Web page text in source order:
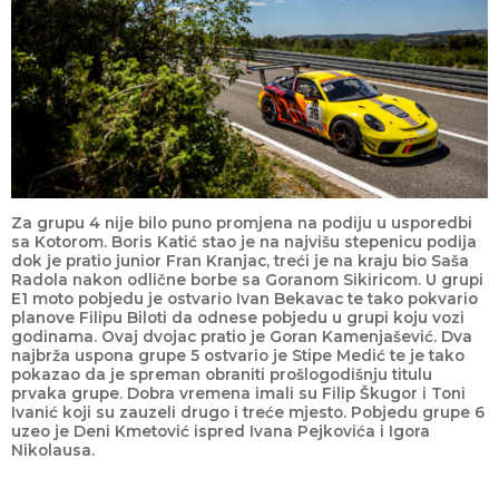
Za grupu 4 nije bilo puno promjena na podiju u usporedbi
sa Kotorom. Boris Katić stao je na najvišu stepenicu podija
dok je pratio junior Fran Kranjac, treći je na kraju bio Saša
Radola nakon odlične borbe sa Goranom Sikiricom. U grupi
E1 moto pobjedu je ostvario Ivan Bekavac te tako pokvario
planove Filipu Biloti da odnese pobjedu u grupi koju vozi
godinama. Ovaj dvojac pratio je Goran Kamenjašević. Dva
najbrža uspona grupe 5 ostvario je Stipe Medić te je tako
pokazao da je spreman obraniti prošlogodišnju titulu
prvaka grupe. Dobra vremena imali su Filip Škugor i Toni
Ivanić koji su zauzeli drugo i treće mjesto. Pobjedu grupe 6
uzeo je Deni Kmetović ispred Ivana Pejkovića i Igora
Nikolausa.